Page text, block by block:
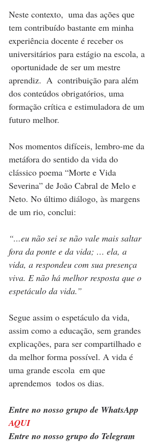
Neste contexto,  uma das ações que
tem contribuído bastante em minha
experiência docente é receber os
universitários para estágio na escola, a
oportunidade de ser um mestre
aprendiz.  A  contribuição para além
dos conteúdos obrigatórios, uma
formação crítica e estimuladora de um
futuro melhor.
Nos momentos difíceis, lembro-me da
metáfora do sentido da vida do
clássico poema “Morte e Vida
Severina” de João Cabral de Melo e
Neto. No último diálogo, às margens
de um rio, conclui:
“...eu não sei se não vale mais saltar
fora da ponte e da vida; … ela, a
vida, a respondeu com sua presença
viva. E não há melhor resposta que o
espetáculo da vida.”
Segue assim o espetáculo da vida,
assim como a educação, sem grandes
explicações, para ser compartilhado e
da melhor forma possível. A vida é
uma grande escola  em que
aprendemos  todos os dias.
Entre no nosso grupo de WhatsApp
AQUI
Entre no nosso grupo do Telegram